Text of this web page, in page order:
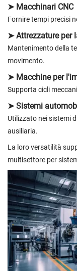
➤ Macchinari CNC
Fornire tempi precisi
➤ Attrezzature per
Mantenimento della
movimento.
➤ Macchine per
Supporta cicli
➤ Sistemi
Utilizzato nei sistemi
ausiliaria.
La loro versatilità
multisettore per